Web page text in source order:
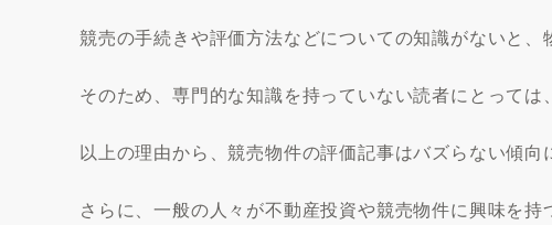
競売の手続きや評価方法などについての知識がないと、
そのため、専門的な知識を持っていない読者にとっては
以上の理由から、競売物件の評価記事はバズらない傾向
さらに、一般の人々が不動産投資や競売物件に興味を